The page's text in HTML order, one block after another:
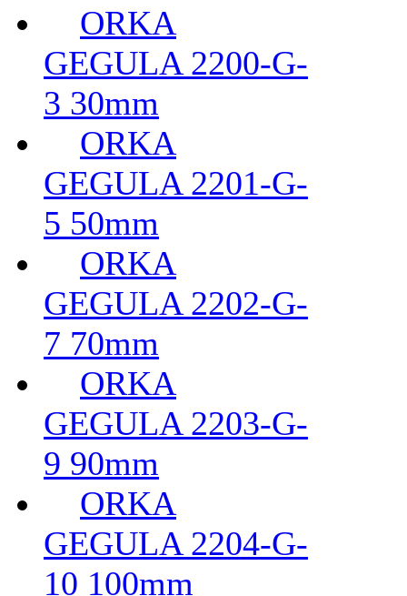
ORKA
GEGULA 2200-G-
3 30mm
ORKA
GEGULA 2201-G-
5 50mm
ORKA
GEGULA 2202-G-
7 70mm
ORKA
GEGULA 2203-G-
9 90mm
ORKA
GEGULA 2204-G-
10 100mm